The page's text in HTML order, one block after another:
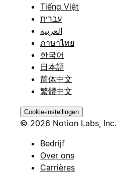
Tiếng Việt
עברית
العربية
ภาษาไทย
한국어
日本語
简体中文
繁體中文
Cookie-instellingen
© 2026 Notion Labs, Inc.
Bedrijf
Over ons
Carrières